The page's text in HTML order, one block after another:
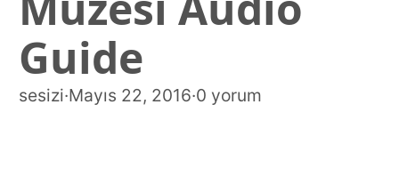
Guide
sesizi·Mayıs 22, 2016·0 yorum